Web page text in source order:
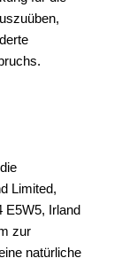
Limited,
E5W5, Irland
zur
natürliche